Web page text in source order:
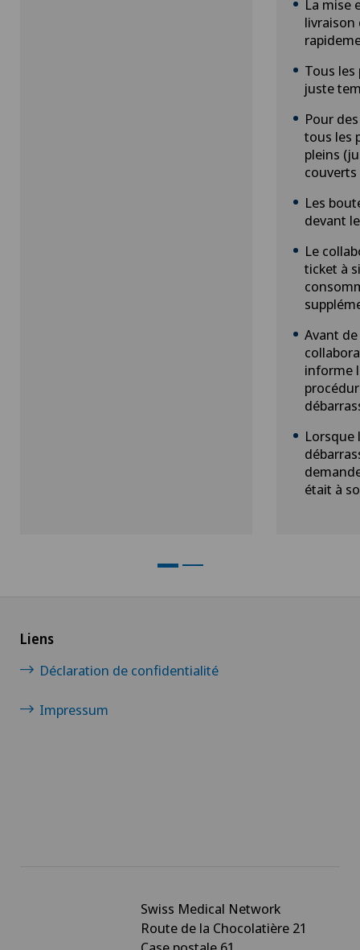
La mise
livraison
Tous les
juste
Pour
tous les
pleins
Les
devant
Le
ticket à
Avant
informe
Lorsque
était à
Liens
Déclaration de confidentialité
Impressum
Swiss Medical Network
Route de la Chocolatière 21